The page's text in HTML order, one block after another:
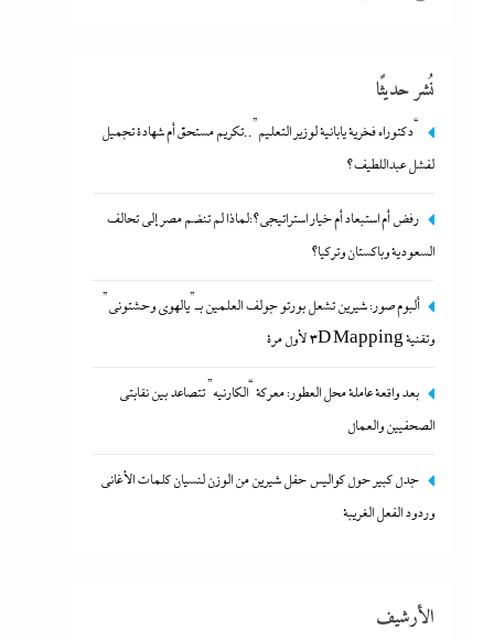
نقابتى الصحفيين والعمال
8 أغسطس، 2026
“دكتوراه فخرية يابانية لوزير التعليم”..تكريم مستحق أم
نُشر حديثًا
“دكتوراه فخرية يابانية لوزير التعليم”..تكريم مستحق أم شهادة تجميل
لفشل عبداللطيف؟
رفض أم استبعاد أم خيار استراتيجي؟:لماذا لم تنضم مصر إلى تحالف
السعودية وباكستان وتركيا؟
ألبوم صور: شيرين تشعل بورتو جولف العلمين بـ”يالهوى وحشتونى”
وتقنية 3D Mapping لأول مرة
بعد واقعة عاملة محل العطور: معركة “الكارنيه” تتصاعد بين نقابتى
الصحفيين والعمال
جدل كبير حول كواليس حفل شيرين من الوزن لنسيان كلمات الأغانى
وردود الفعل الغريبة
الأرشيف